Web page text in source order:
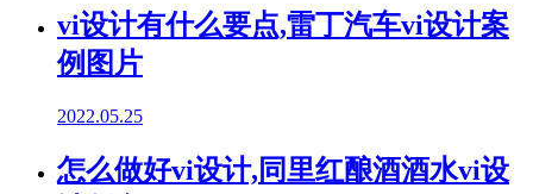
vi设计有什么要点,雷丁汽车vi设计案
例图片
2022.05.25
怎么做好vi设计,同里红酿酒酒水vi设